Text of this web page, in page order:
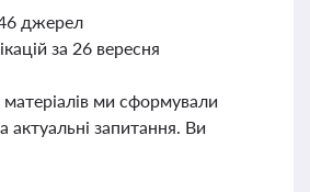
джерел
за 26 вересня
матеріалів ми сформували
актуальні запитання. Ви